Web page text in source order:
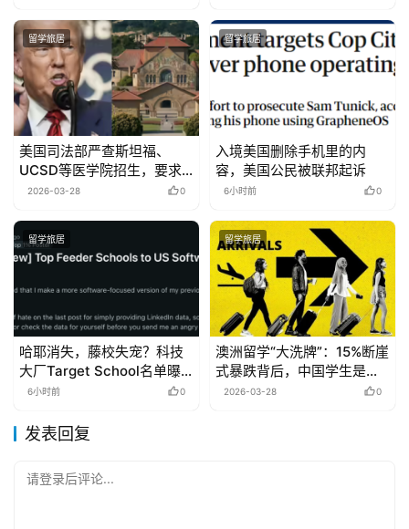
留学旅居
美国司法部严查斯坦福、
UCSD等医学院招生，要求
上交7年数据！包括学生背
2026-03-28 0
留学旅居
入境美国删除手机里的内
容，美国公民被联邦起诉
6小时前 0
留学旅居
哈耶消失，藤校失宠？科技
大厂Target School名单曝
光
6小时前 0
留学旅居
澳洲留学“大洗牌”：15%断崖
式暴跌背后，中国学生是
“危”还是“机”？
2026-03-28 0
发表回复
请登录后评论...